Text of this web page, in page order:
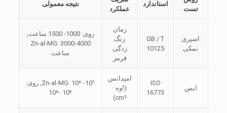
تست
استاندارد
عملکرد
نتیجه معمولی
اسپری
نمکی
GB / T
10125
زمان
زنگ
زدگی
قرمز
روی: 1000- 1500 ساعت,
Zn-al-MG: 3000-4000
ساعت
ایس
ISO
16773
امپدانس
(اوه ·
cm²)
Zn-al-MG: 10⁶ -10⁷, روی:
10⁵ -10⁶